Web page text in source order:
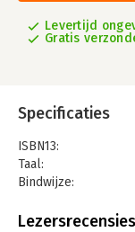
Levertijd
Gratis
Specificaties
ISBN13:
Taal:
Bindwijze:
Uitgever:
Lezersrecensies